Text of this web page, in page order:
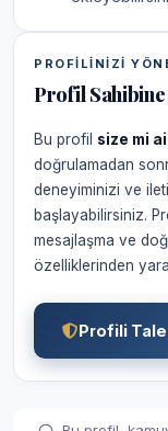
PROFILINIZI
Profil Sahibine
Bu profil size mi
doğrulamadan
deneyiminizi ve
başlayabilirsiniz.
mesajlaşma ve
özelliklerinden
Profili